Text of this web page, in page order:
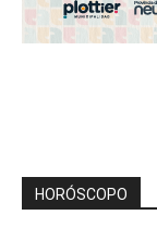
HORÓSCOPO